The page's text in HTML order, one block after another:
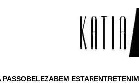
PASSOBELEZABEM ESTAR